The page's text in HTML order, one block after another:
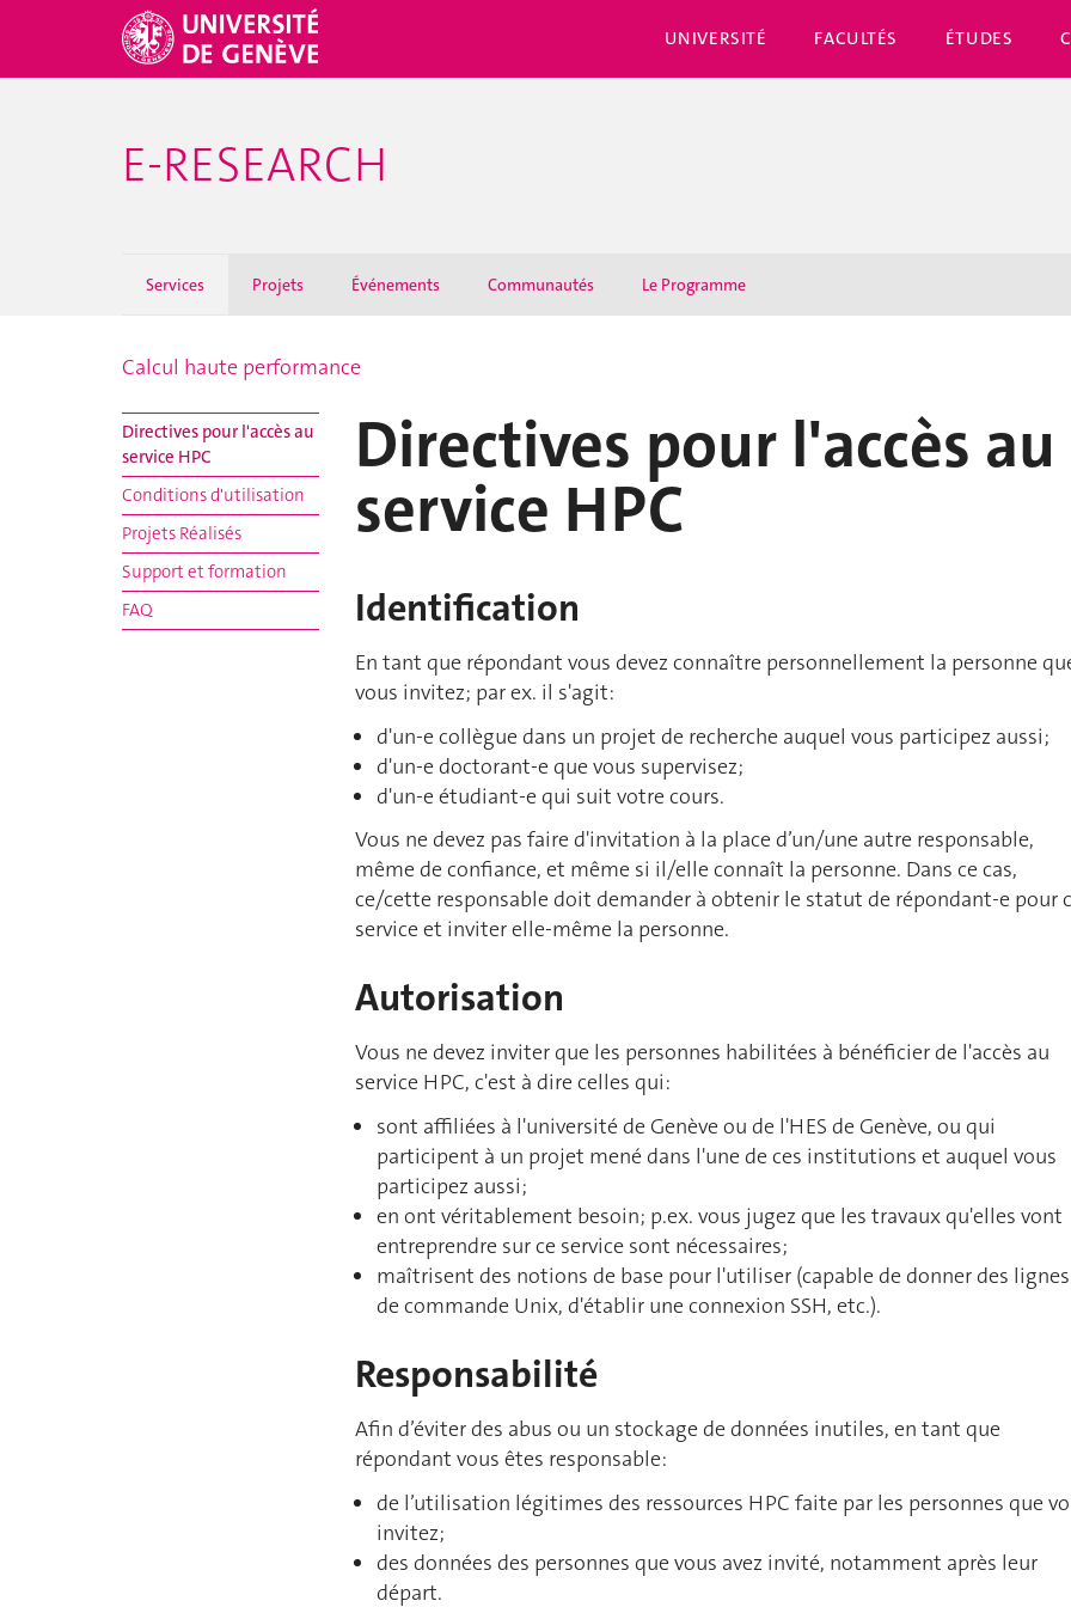
UNIVERSITÉ FACULTÉS ÉTUDES
E-RESEARCH
Services Projets Événements Communautés Le Programme
Calcul haute performance
Directives pour l'accès au
service HPC
Conditions d'utilisation
Projets Réalisés
Support et formation
FAQ
Directives pour l'accès au
service HPC
Identification
En tant que répondant vous devez connaître personnellement la personne
vous invitez; par ex. il s'agit:
d'un-e collègue dans un projet de recherche auquel vous participez aussi;
d'un-e doctorant-e que vous supervisez;
d'un-e étudiant-e qui suit votre cours.
Vous ne devez pas faire d'invitation à la place d’un/une autre responsable,
même de confiance, et même si il/elle connaît la personne. Dans ce cas,
ce/cette responsable doit demander à obtenir le statut de répondant-e pour
service et inviter elle-même la personne.
Autorisation
Vous ne devez inviter que les personnes habilitées à bénéficier de l'accès au
service HPC, c'est à dire celles qui:
sont affiliées à l'université de Genève ou de l'HES de Genève, ou qui
participent à un projet mené dans l'une de ces institutions et auquel vous
participez aussi;
en ont véritablement besoin; p.ex. vous jugez que les travaux qu'elles vont
entreprendre sur ce service sont nécessaires;
maîtrisent des notions de base pour l'utiliser (capable de donner des lignes
de commande Unix, d'établir une connexion SSH, etc.).
Responsabilité
Afin d’éviter des abus ou un stockage de données inutiles, en tant que
répondant vous êtes responsable:
de l’utilisation légitimes des ressources HPC faite par les personnes que
invitez;
des données des personnes que vous avez invité, notamment après leur
départ.